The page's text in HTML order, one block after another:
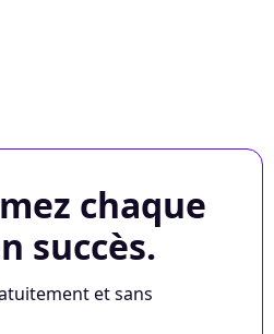
chaque
succès.
et sans